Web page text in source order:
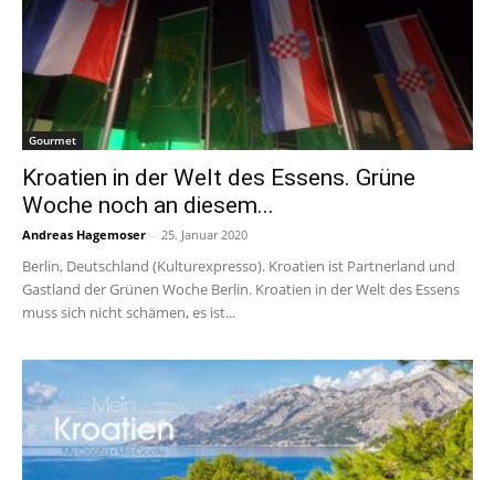
Gourmet
Kroatien in der Welt des Essens. Grüne
Woche noch an diesem...
Andreas Hagemoser - 25. Januar 2020
Berlin, Deutschland (Kulturexpresso). Kroatien ist Partnerland und
Gastland der Grünen Woche Berlin. Kroatien in der Welt des Essens
muss sich nicht schämen, es ist...